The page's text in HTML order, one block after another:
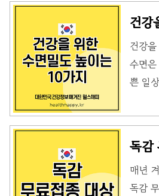
작용
면유
오지
내로 ..
건강
건강
수면
쁜 일
면밀
방법
에 잠
본입
독감
매년
독감